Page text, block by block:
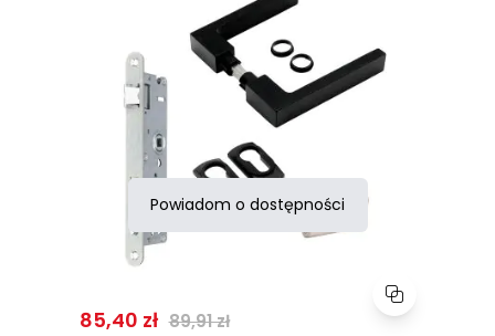
Powiadom o dostępności
85,40 zł Normalna cena
89,91 zł